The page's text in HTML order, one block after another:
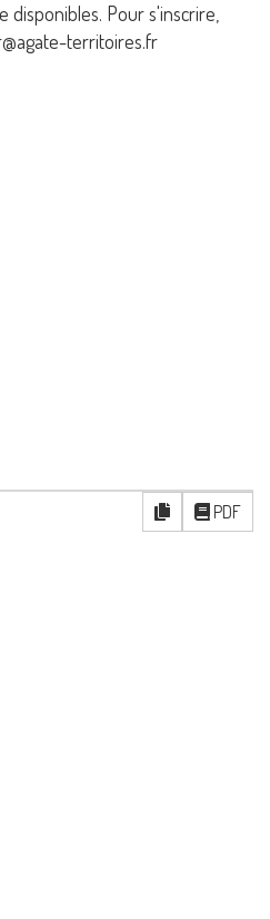
disponibles. Pour s'inscrire,
territoires.fr
PDF